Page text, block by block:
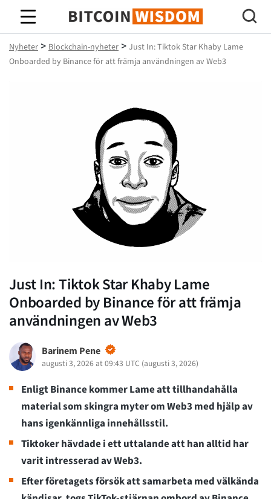
Bitcoin Wisdom
Nyheter > Blockchain-nyheter > Just In: Tiktok Star Khaby Lame
Onboarded by Binance för att främja användningen av Web3
Just In: Tiktok Star Khaby Lame
Onboarded by Binance för att främja
användningen av Web3
Barinem Pene
augusti 3, 2026 at 09:43 UTC (augusti 3, 2026)
Enligt Binance kommer Lame att tillhandahålla
material som skingra myter om Web3 med hjälp av
hans igenkännliga innehållsstil.
Tiktoker hävdade i ett uttalande att han alltid har
varit intresserad av Web3.
Efter företagets försök att samarbeta med välkända